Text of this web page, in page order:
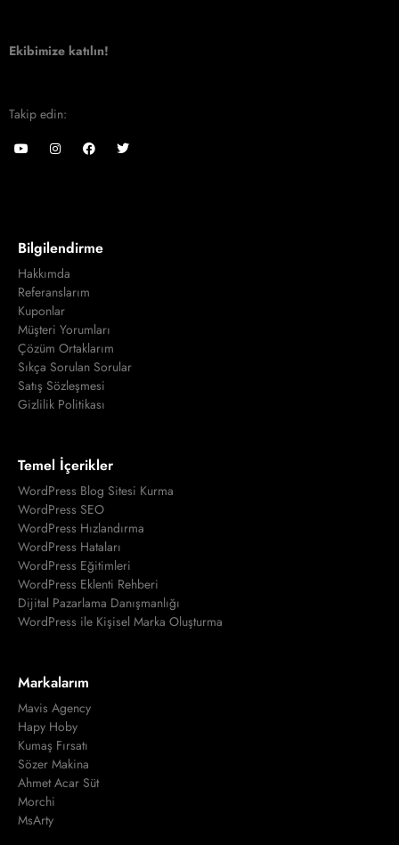
Ekibimize katılın!
Takip edin:
Bilgilendirme
Hakkımda
Referanslarım
Kuponlar
Müşteri Yorumları
Çözüm Ortaklarım
Sıkça Sorulan Sorular
Satış Sözleşmesi
Gizlilik Politikası
Temel İçerikler
WordPress Blog Sitesi Kurma
WordPress SEO
WordPress Hızlandırma
WordPress Hataları
WordPress Eğitimleri
WordPress Eklenti Rehberi
Dijital Pazarlama Danışmanlığı
WordPress ile Kişisel Marka Oluşturma
Markalarım
Mavis Agency
Hapy Hoby
Kumaş Fırsatı
Sözer Makina
Ahmet Acar Süt
Morchi
MsArty